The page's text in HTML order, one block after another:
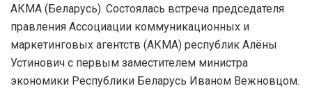
АКМА (Беларусь). Состоялась встреча председателя
правления Ассоциации коммуникационных и
маркетинговых агентств (АКМА) республик Алёны
Устинович с первым заместителем министра
экономики Республики Беларусь Иваном Вежновцом.